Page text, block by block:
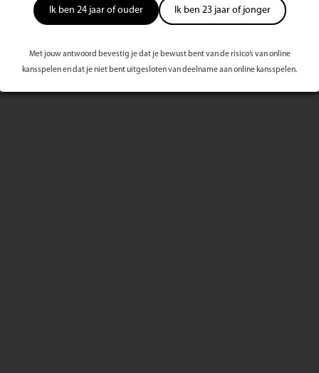
Ik ben 24 jaar of ouder Ik ben 23 jaar of jonger
Met jouw antwoord bevestig je dat je bewust bent van de risico’s van online
kansspelen en dat je niet bent uitgesloten van deelname aan online kansspelen.
Meest bekeken dit kwartaal